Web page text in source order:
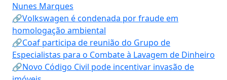
Nunes Marques
🔗Volkswagen é condenada por fraude em
homologação ambiental
🔗Coaf participa de reunião do Grupo de
Especialistas para o Combate à Lavagem de Dinheiro
🔗Novo Código Civil pode incentivar invasão de